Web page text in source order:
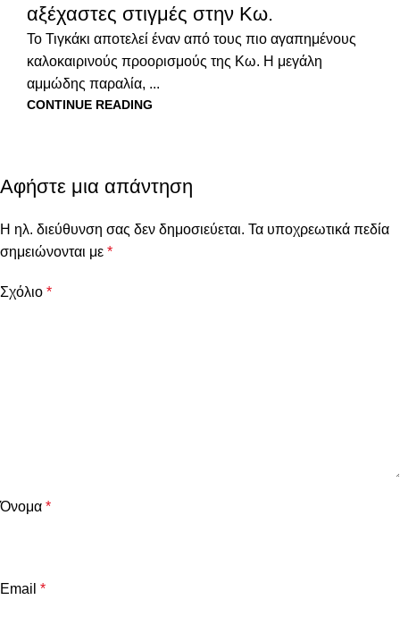
αξέχαστες στιγμές στην Κω.
Το Τιγκάκι αποτελεί έναν από τους πιο αγαπημένους
καλοκαιρινούς προορισμούς της Κω. Η μεγάλη
αμμώδης παραλία, ...
CONTINUE READING
Αφήστε μια απάντηση
Η ηλ. διεύθυνση σας δεν δημοσιεύεται. Τα υποχρεωτικά πεδία
σημειώνονται με *
Σχόλιο *
Όνομα *
Email *